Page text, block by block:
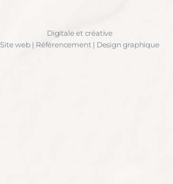
Digitale et créative
Site web | Référencement | Design graphique